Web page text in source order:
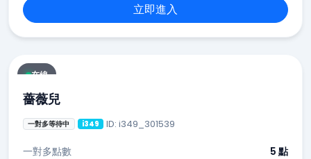
立即進入
在線
薔薇兒
一對多等待中 i349 ID: i349_301539
一對多點數
5 點